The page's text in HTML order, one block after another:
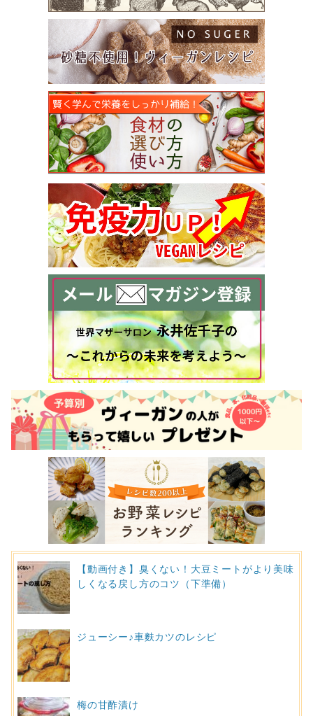
【動画付き】臭くない！大豆ミートがより美味
しくなる戻し方のコツ（下準備）
ジューシー♪車麩カツのレシピ
梅の甘酢漬け